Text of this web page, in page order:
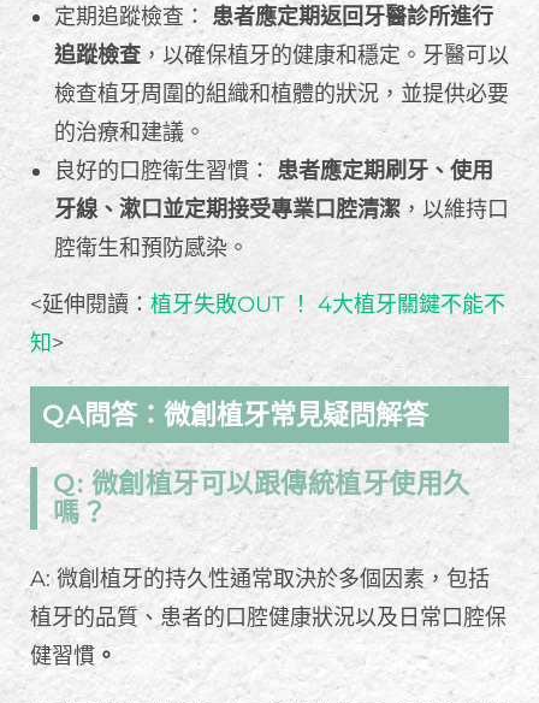
定期追蹤檢查：患者應定期返回牙醫診所進行
追蹤檢查 ，以確保植牙的健康和穩定。牙醫可以
檢查植牙周圍的組織和植體的狀況，並提供必要
的治療和建議。
良好的口腔衛生習慣： 患者應定期刷牙、使用
牙線、漱口並定期接受專業口腔清潔 ，以維持口
腔衛生和預防感染。
<延伸閱讀： 植牙失敗OUT ！ 4大植牙關鍵不能不
知>
QA問答：微創植牙常見疑問解答
Q: 微創植牙可以跟傳統植牙使用久
嗎？
A: 微創植牙的持久性通常取決於多個因素，包括
植牙的品質、患者的口腔健康狀況以及日常口腔保
健習慣 。